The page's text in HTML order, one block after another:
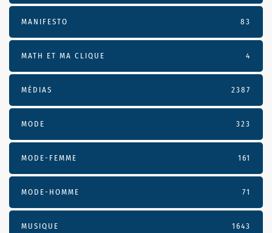
MANIFESTO 83
MATH ET MA CLIQUE 4
MÉDIAS 2387
MODE 323
MODE-FEMME 161
MODE-HOMME 71
MUSIQUE 1643